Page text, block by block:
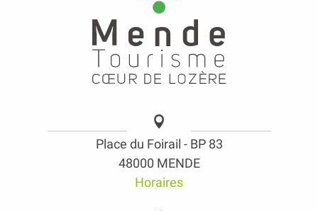
Place du Foirail - BP 83
48000 MENDE
Horaires